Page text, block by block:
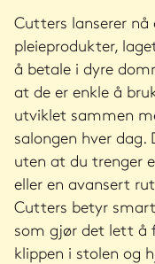
Cutters lanserer
pleieprodukter,
å betale i dyre
at de er enkle å
utviklet sammen
salongen hver dag.
uten at du trenger
eller en avansert
Cutters betyr
som gjør det lett å
klippen i stolen og